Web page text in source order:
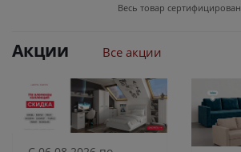
Весь товар сертифицирован
Акции Все акции